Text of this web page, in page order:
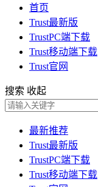
首页
Trust最新版
TrustPC端下载
Trust移动端下载
Trust官网
搜索 收起
最新推荐
Trust最新版
TrustPC端下载
Trust移动端下载